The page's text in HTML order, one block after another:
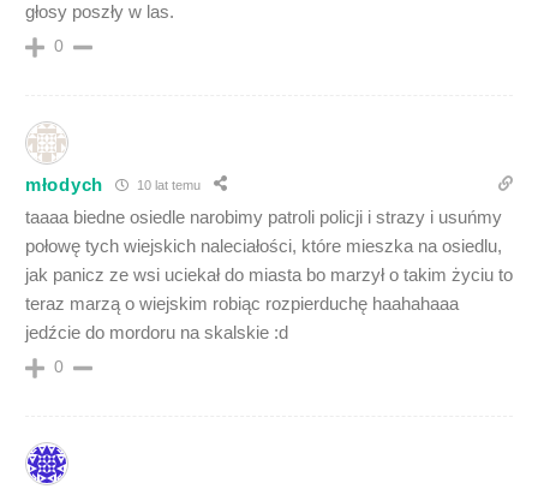
głosy poszły w las.
0
młodych 10 lat temu
taaaa biedne osiedle narobimy patroli policji i strazy i usuńmy
połowę tych wiejskich naleciałości, które mieszka na osiedlu,
jak panicz ze wsi uciekał do miasta bo marzył o takim życiu to
teraz marzą o wiejskim robiąc rozpierduchę haahahaaa
jedźcie do mordoru na skalskie :d
0